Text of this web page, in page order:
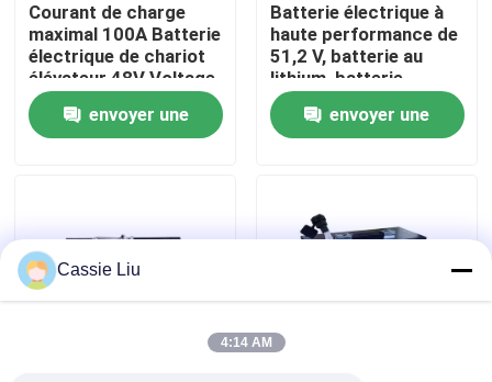
Contrôle de qualité
Demandez une citation
Lithium électrique Ion Battery de chariot élévateur
Batterie de chariot élévateur au lithium-ion de 48 volts
Courant de charge
maximal 100A Batterie
électrique de chariot
élévateur 48V Voltage
pour des
performances
optimales
envoyer une
Batterie électrique à
haute performance de
51,2 V, batterie au
lithium, batterie
LiFePO4
envoyer une
Cassie Liu
4:14 AM